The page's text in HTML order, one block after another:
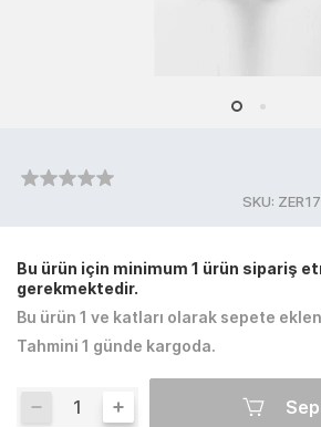
SKU:
Bu ürün için minimum 1 ürün sipariş
gerekmektedir.
Bu ürün 1 ve katları olarak sepete
Tahmini 1 günde kargoda.